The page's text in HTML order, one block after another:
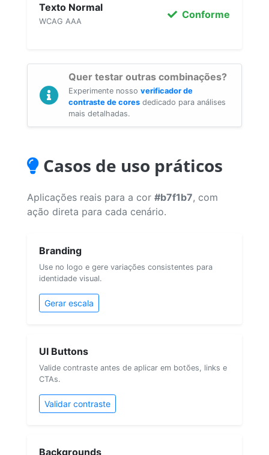
Texto Normal
WCAG AAA
Conforme
Quer testar outras combinações?
Experimente nosso verificador de
contraste de cores dedicado para análises
mais detalhadas.
Casos de uso práticos
Aplicações reais para a cor #b7f1b7, com
ação direta para cada cenário.
Branding
Use no logo e gere variações consistentes para
identidade visual.
Gerar escala
UI Buttons
Valide contraste antes de aplicar em botões, links e
CTAs.
Validar contraste
Backgrounds